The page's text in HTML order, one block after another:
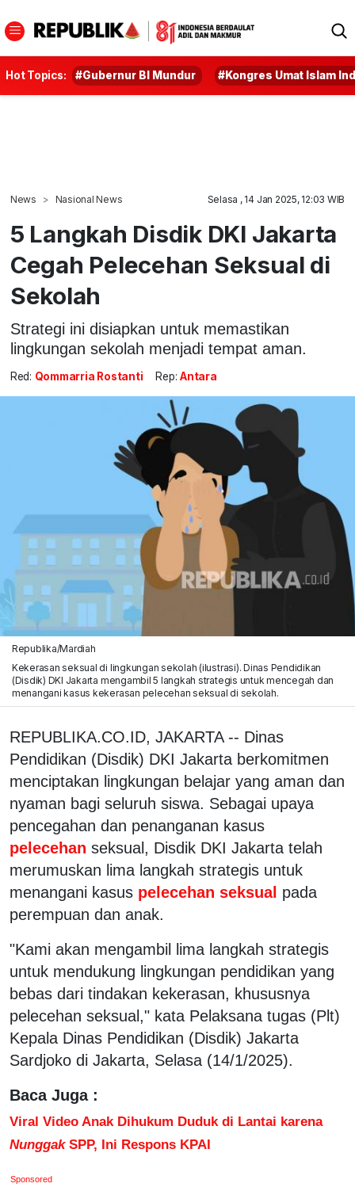
Hot Topics: #Gubernur BI Mundur #Kongres Umat Islam
News Nasional News Selasa , 14 Jan 2025, 12:03 WIB
5 Langkah Disdik DKI Jakarta
Cegah Pelecehan Seksual di
Sekolah
Strategi ini disiapkan untuk memastikan
lingkungan sekolah menjadi tempat aman.
Red: Qommarria Rostanti Rep: Antara
Republika/Mardiah
Kekerasan seksual di lingkungan sekolah (ilustrasi). Dinas Pendidikan
(Disdik) DKI Jakarta mengambil 5 langkah strategis untuk mencegah dan
menangani kasus kekerasan pelecehan seksual di sekolah.
REPUBLIKA.CO.ID, JAKARTA -- Dinas
Pendidikan (Disdik) DKI Jakarta berkomitmen
menciptakan lingkungan belajar yang aman dan
nyaman bagi seluruh siswa. Sebagai upaya
pencegahan dan penanganan kasus
pelecehan seksual, Disdik DKI Jakarta telah
merumuskan lima langkah strategis untuk
menangani kasus pelecehan seksual pada
perempuan dan anak.
"Kami akan mengambil lima langkah strategis
untuk mendukung lingkungan pendidikan yang
bebas dari tindakan kekerasan, khususnya
pelecehan seksual," kata Pelaksana tugas (Plt)
Kepala Dinas Pendidikan (Disdik) Jakarta
Sardjoko di Jakarta, Selasa (14/1/2025).
Baca Juga :
Viral Video Anak Dihukum Duduk di Lantai karena
NunggakSPP, Ini Respons KPAI
Sponsored